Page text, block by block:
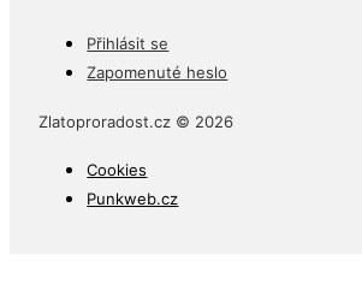
Přihlásit se
Zapomenuté heslo
Zlatoproradost.cz © 2026
Cookies
Punkweb.cz